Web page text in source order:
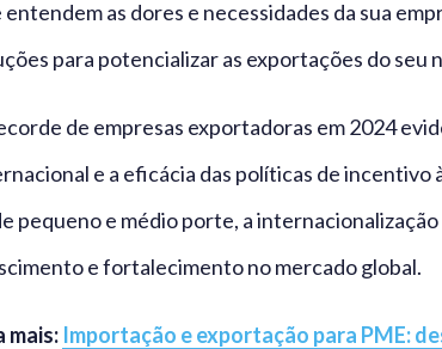
entendem as dores e necessidades da sua
para potencializar as exportações do seu
de empresas exportadoras em 2024
e a eficácia das políticas de incentivo
pequeno e médio porte, a
e fortalecimento no mercado global.
mais: Importação e exportação para PME: